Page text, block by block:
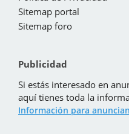
Sitemap portal
Sitemap foro
Publicidad
Si estás interesado en
aquí tienes toda la
Información para